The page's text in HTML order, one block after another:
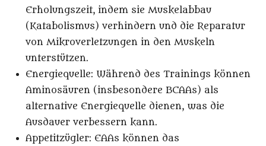
Erholungszeit, indem sie Muskelabbau
(Katabolismus) verhindern und die Reparatur
von Mikroverletzungen in den Muskeln
unterstützen.
Energiequelle: Während des Trainings können
Aminosäuren (insbesondere BCAAs) als
alternative Energiequelle dienen, was die
Ausdauer verbessern kann.
Appetitzügler: EAAs können das